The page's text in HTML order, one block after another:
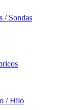
/ Sondas
/ Hilo